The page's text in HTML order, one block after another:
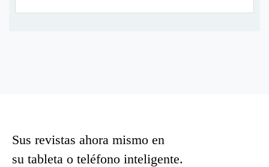
Sus revistas ahora mismo en
su tableta o teléfono inteligente.